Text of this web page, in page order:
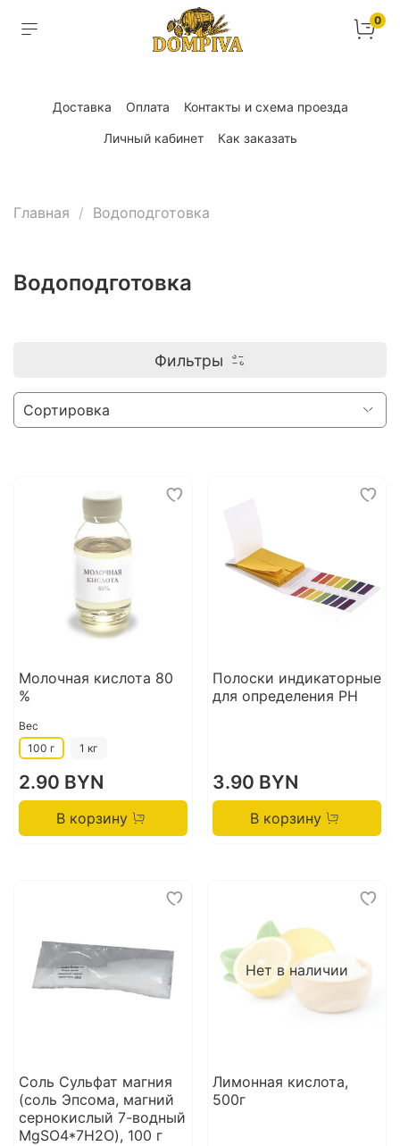
0
Доставка Оплата Контакты и схема проезда
Личный кабинет Как заказать
Главная Водоподготовка
Водоподготовка
Фильтры
Молочная кислота 80
%
Вес
100 г
1 кг
2.90 BYN
В корзину
Полоски индикаторные
для определения PH
3.90 BYN
В корзину
Соль Сульфат магния
(соль Эпсома, магний
сернокислый 7-водный
MgSO4*7H2O), 100 г
Нет в наличии
Лимонная кислота,
500г